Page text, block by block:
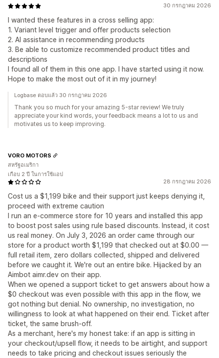
30 กรกฎาคม 2026
I wanted these features in a cross selling app:
1. Variant level trigger and offer products selection
2. AI assistance in recommending products
3. Be able to customize recommended product titles and
descriptions
I found all of them in this one app. I have started using it now.
Hope to make the most out of it in my journey!
Logbase ตอบแล้ว 30 กรกฎาคม 2026
Thank you so much for your amazing 5-star review! We truly
appreciate your kind words, your feedback means a lot to us and
motivates us to keep improving.
28 กรกฎาคม 2026
Cost us a $1,199 bike and their support just keeps denying it,
proceed with extreme caution
I run an e-commerce store for 10 years and installed this app
to boost post sales using rule based discounts. Instead, it cost
us real money. On July 3, 2026 an order came through our
store for a product worth $1,199 that checked out at $0.00 —
full retail item, zero dollars collected, shipped and delivered
before we caught it. We're out an entire bike. Hijacked by an
Aimbot aimr.dev on their app.
When we opened a support ticket to get answers about how a
$0 checkout was even possible with this app in the flow, we
got nothing but denial. No ownership, no investigation, no
willingness to look at what happened on their end. Ticket after
ticket, the same brush-off.
As a merchant, here's my honest take: if an app is sitting in
your checkout/upsell flow, it needs to be airtight, and support
needs to take pricing and checkout issues seriously the
VORO MOTORS
สหรัฐอเมริกา
เกือบ 2 ปี ในการใช้แอป